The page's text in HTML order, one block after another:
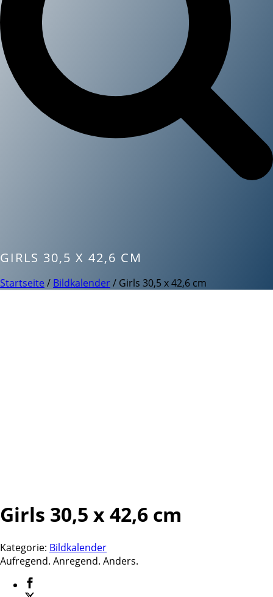
GIRLS 30,5 X 42,6 CM
Startseite / Bildkalender/ Girls 30,5 x 42,6 cm
Girls 30,5 x 42,6 cm
Kategorie: Bildkalender
Aufregend. Anregend. Anders.